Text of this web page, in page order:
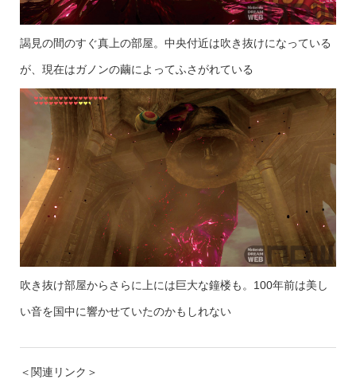
謁見の間のすぐ真上の部屋。中央付近は吹き抜けになっている
が、現在はガノンの繭によってふさがれている
吹き抜け部屋からさらに上には巨大な鐘楼も。100年前は美し
い音を国中に響かせていたのかもしれない
＜関連リンク＞